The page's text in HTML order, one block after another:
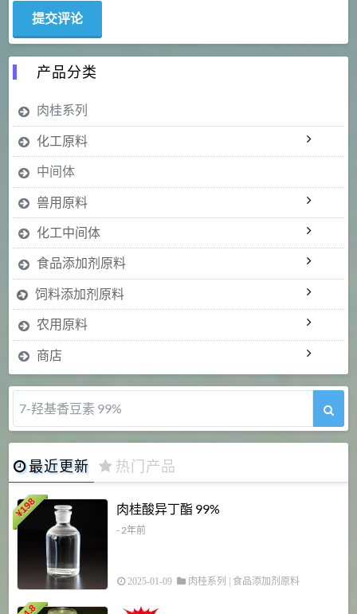
产品分类
肉桂系列
化工原料
中间体
兽用原料
化工中间体
食品添加剂原料
饲料添加剂原料
农用原料
商店
7-羟基香豆素 99%
最近更新 热门产品
¥
198 肉桂酸异丁酯 99%
- 2年前
2025-01-09 肉桂系列 食品添加剂原料